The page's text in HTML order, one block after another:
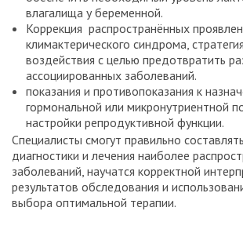
влагалища у беременной.
Коррекция распространённых
климактерического синдрома,
воздействия с целью предотвратить
ассоциированных заболеваний.
показания и противопоказания к
гормональной или микронутриентной
настройки репродуктивной функции.
Специалисты смогут правильно
диагностики и лечения наиболее
заболеваний, научатся корректной
результатов обследования и
выбора оптимальной терапии.